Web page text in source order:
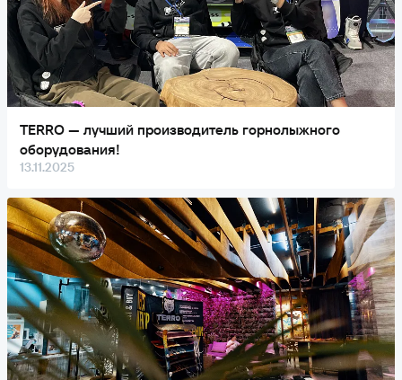
TERRO — лучший производитель горнолыжного
оборудования!
13.11.2025